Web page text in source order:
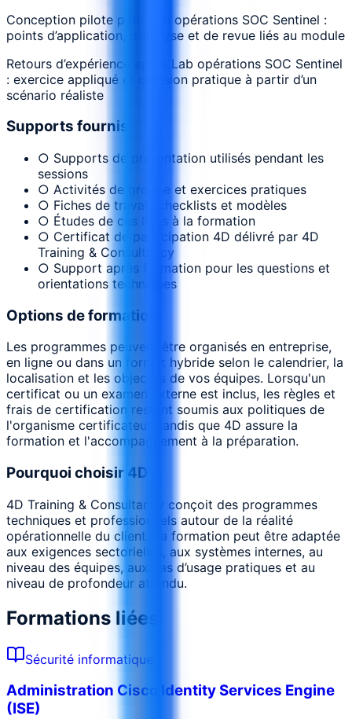
Conception pilote pour Lab opérations SOC Sentinel :
points d’application, d’analyse et de revue liés au module
Retours d’expérience après Lab opérations SOC Sentinel
: exercice appliqué et décision pratique à partir d’un
scénario réaliste
Supports fournis
○ Supports de présentation utilisés pendant les
sessions
○ Activités de groupe et exercices pratiques
○ Fiches de travail, checklists et modèles
○ Études de cas liées à la formation
○ Certificat de participation 4D délivré par 4D
Training & Consultancy
○ Support après formation pour les questions et
orientations techniques
Options de formation
Les programmes peuvent être organisés en entreprise,
en ligne ou dans un format hybride selon le calendrier, la
localisation et les objectifs de vos équipes. Lorsqu'un
certificat ou un examen externe est inclus, les règles et
frais de certification restent soumis aux politiques de
l'organisme certificateur, tandis que 4D assure la
formation et l'accompagnement à la préparation.
Pourquoi choisir 4D
4D Training & Consultancy conçoit des programmes
techniques et professionnels autour de la réalité
opérationnelle du client. La formation peut être adaptée
aux exigences sectorielles, aux systèmes internes, au
niveau des équipes, aux cas d’usage pratiques et au
niveau de profondeur attendu.
Formations liées
Sécurité informatique
Administration Cisco Identity Services Engine
(ISE)